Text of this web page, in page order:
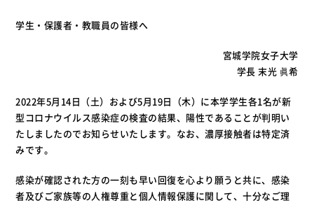
学生・保護者・教職員の皆様へ
宮城学院女子大学
学長 末光 眞希
2022年5月14日（土）および5月19日（木）に本学学生各1名が新
型コロナウイルス感染症の検査の結果、陽性であることが判明い
たしましたのでお知らせいたします。なお、濃厚接触者は特定済
みです。
感染が確認された方の一刻も早い回復を心より願うと共に、感染
者及びご家族等の人権尊重と個人情報保護に関して、十分なご理